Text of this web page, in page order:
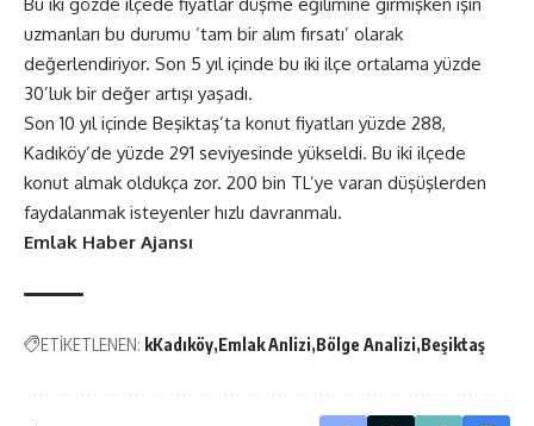
uzmanları bu durumu ‘tam bir alım fırsatı’ olarak
değerlendiriyor. Son 5 yıl içinde bu iki ilçe ortalama yüzde
30’luk bir değer artışı yaşadı.
Son 10 yıl içinde Beşiktaş’ta konut fiyatları yüzde 288,
Kadıköy’de yüzde 291 seviyesinde yükseldi. Bu iki ilçede
konut almak oldukça zor. 200 bin TL’ye varan düşüşlerden
faydalanmak isteyenler hızlı davranmalı.
Emlak Haber Ajansı
ETİKETLENEN: kKadıköy Emlak Anlizi Bölge Analizi Beşiktaş